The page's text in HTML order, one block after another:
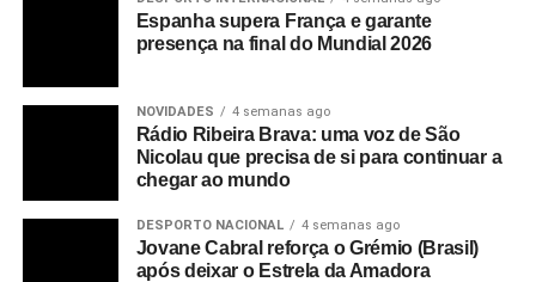
Espanha supera França e garante
presença na final do Mundial 2026
NOVIDADES 4 semanas ago
Rádio Ribeira Brava: uma voz de São
Nicolau que precisa de si para continuar a
chegar ao mundo
DESPORTO NACIONAL 4 semanas ago
Jovane Cabral reforça o Grémio (Brasil)
após deixar o Estrela da Amadora